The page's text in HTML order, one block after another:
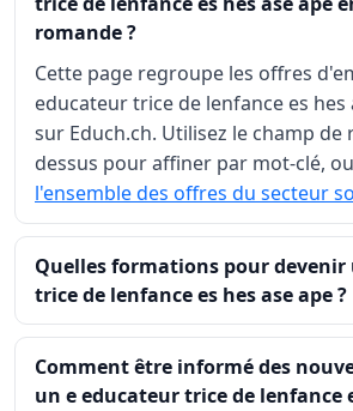
romande ?
Cette page regroupe les offres
educateur trice de lenfance es hes
sur Educh.ch. Utilisez le champ de
dessus pour affiner par mot-clé,
l'ensemble des offres du secteur
Quelles formations pour devenir
trice de lenfance es hes ase ape ?
Comment être informé des
un e educateur trice de lenfance